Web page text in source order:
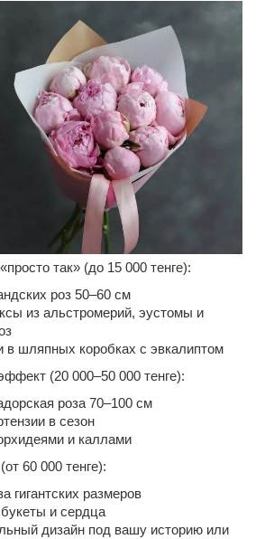
так» (до 15 000 тенге):
роз 50–60 см
из альстромерий, эустомы и
в шляпных коробках с эвкалиптом
(20 000–50 000 тенге):
роза 70–100 см
в сезон
и каллами
60 000 тенге):
гигантских размеров
и сердца
дизайн под вашу историю или